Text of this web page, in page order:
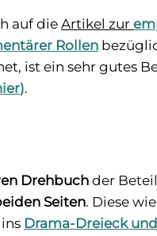
auf die Artikel zur
Rollen
ist ein sehr gutes
).
Drehbuch der
Seiten. Diese
Drama-Dreieck